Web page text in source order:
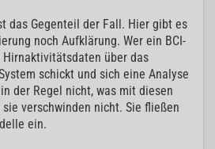
das Gegenteil der Fall. Hier gibt es
noch Aufklärung. Wer ein BCI-
Hirnaktivitätsdaten über das
schickt und sich eine Analyse
der Regel nicht, was mit diesen
verschwinden nicht. Sie fließen
ein.